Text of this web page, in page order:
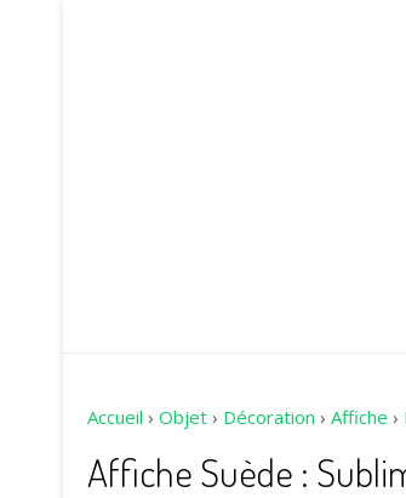
Accueil › Objet › Décoration › Affiche ›
Affiche Suède :